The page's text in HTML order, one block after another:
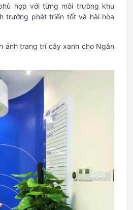
hợp với từng môi trường khu
trưởng phát triển tốt và hài hòa
ảnh trang trí cây xanh cho Ngân